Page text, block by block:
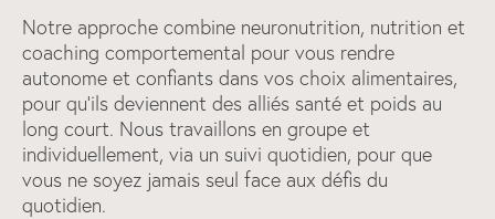
Notre approche combine neuronutrition, nutrition et
coaching comportemental pour vous rendre
autonome et confiants dans vos choix alimentaires,
pour qu'ils deviennent des alliés santé et poids au
long court. Nous travaillons en groupe et
individuellement, via un suivi quotidien, pour que
vous ne soyez jamais seul face aux défis du
quotidien.